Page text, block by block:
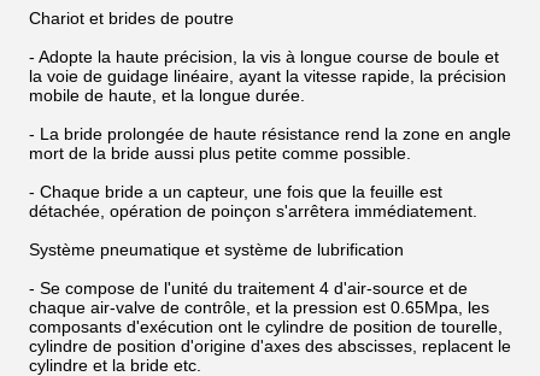
Chariot et brides de poutre
- Adopte la haute précision, la vis à longue course de boule et
la voie de guidage linéaire, ayant la vitesse rapide, la précision
mobile de haute, et la longue durée.
- La bride prolongée de haute résistance rend la zone en angle
mort de la bride aussi plus petite comme possible.
- Chaque bride a un capteur, une fois que la feuille est
détachée, opération de poinçon s'arrêtera immédiatement.
Système pneumatique et système de lubrification
- Se compose de l'unité du traitement 4 d'air-source et de
chaque air-valve de contrôle, et la pression est 0.65Mpa, les
composants d'exécution ont le cylindre de position de tourelle,
cylindre de position d'origine d'axes des abscisses, replacent le
cylindre et la bride etc.